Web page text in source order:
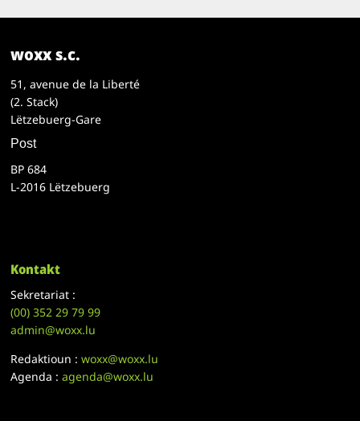
woxx s.c.
51, avenue de la Liberté
(2. Stack)
Lëtzebuerg-Gare
Post
BP 684
L-2016 Lëtzebuerg
Kontakt
Sekretariat :
(00)352 29 79 99
admin@woxx.lu
Redaktioun :woxx@woxx.lu
Agenda :agenda@woxx.lu